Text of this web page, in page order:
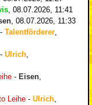
, 08.07.2026, 11:41
, 08.07.2026, 11:33
- Talentförderer,
- Ulrich,
- Eisen,
Leihe - Ulrich,